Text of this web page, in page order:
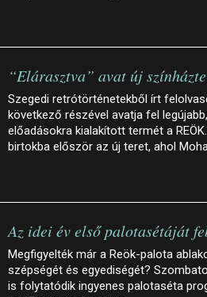
“Elárasztva” avat új
Szegedi retrótörténetekből írt
következő részével avatja fel
előadásokra kialakított termét a
birtokba először az új teret, ahol
Az idei év első palotasétáját
Megfigyelték már a Reök-palota
szépségét és egyediségét?
is folytatódik ingyenes palotaséta